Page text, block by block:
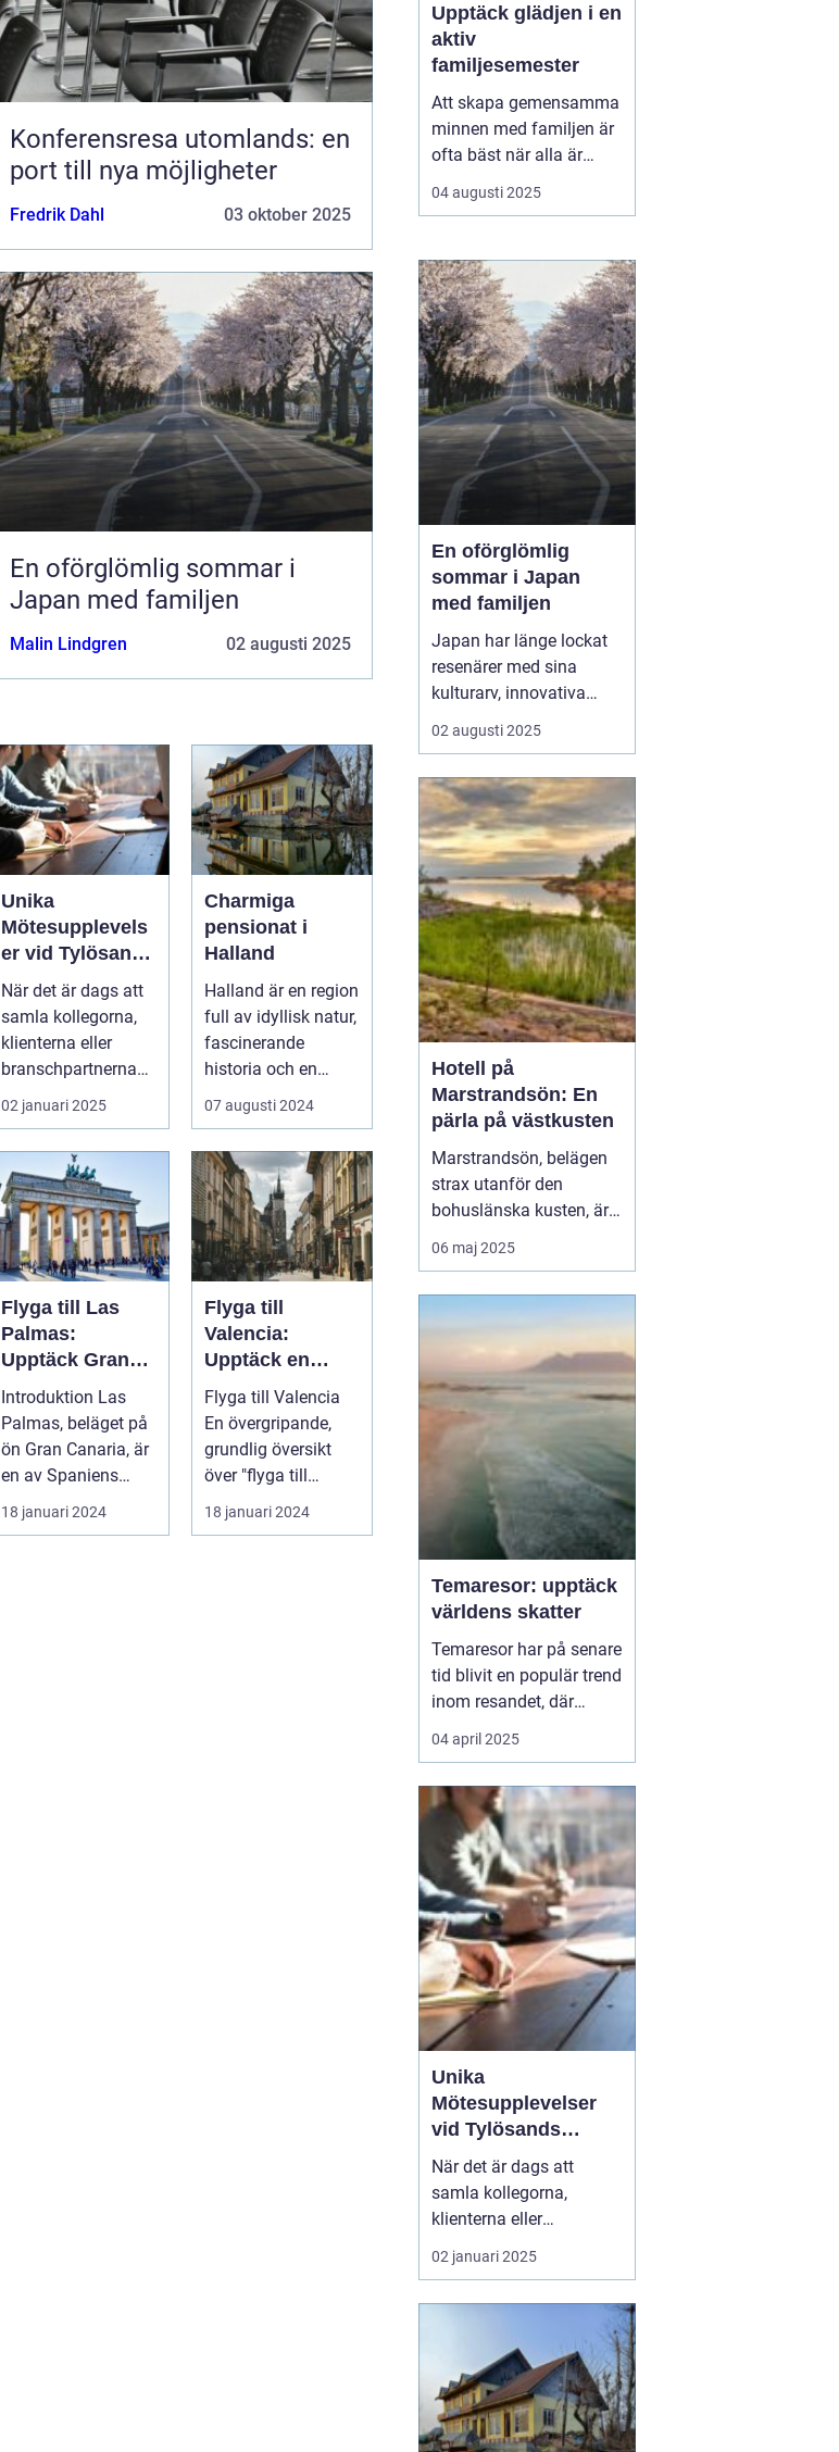
Konferensresa utomlands: en
port till nya möjligheter
Fredrik Dahl 03 oktober 2025
En oförglömlig sommar i
Japan med familjen
Malin Lindgren 02 augusti 2025
Unika
Mötesupplevels
er vid Tylösands
Stränder
När det är dags att
samla kollegorna,
klienterna eller
branschpartnerna
för en konfer...
02 januari 2025
Charmiga
pensionat i
Halland
Halland är en region
full av idyllisk natur,
fascinerande
historia och en
lockande kustlinje.
07 augusti 2024
Flyga till Las
Palmas:
Upptäck Gran
Canarias pärla
Introduktion Las
Palmas, beläget på
ön Gran Canaria, är
en av Spaniens
mest populära
semesterdestina...
18 januari 2024
Flyga till
Valencia:
Upptäck en
pärla i Spanien
Flyga till Valencia
En övergripande,
grundlig översikt
över "flyga till
18 januari 2024
Upptäck glädjen i en
aktiv
familjesemester
Att skapa gemensamma
minnen med familjen är
ofta bäst när alla är
engagerade i aktiviteter
som både utmanar och
familjesemester ger
mö...
04 augusti 2025
En oförglömlig
sommar i Japan
med familjen
Japan har länge lockat
resenärer med sina
kulturarv, innovativa
städer och slående
landskap. Att planera
kanvara en underbar ...
02 augusti 2025
Hotell på
Marstrandsön: En
pärla på västkusten
Marstrandsön, belägen
strax utanför den
bohuslänska kusten, är
känd som en av Sveriges
mest charmiga och
en rik historia och en
slående naturlig skönhet,
vilket gör den til...
06 maj 2025
Temaresor: upptäck
världens skatter
Temaresor har på senare
tid blivit en populär trend
inom resandet, där
resenärer får möjlighet
att fördjupa sig i
passioner medan de
utforskar nya
destinationer. Oavsett
om det handlar om...
04 april 2025
Unika
Mötesupplevelser
vid Tylösands
Stränder
När det är dags att
samla kollegorna,
klienterna eller
branschpartnerna för en
konferens är valet av
öka kreativiteten, stärka
relationer och bidra till
framgång...
02 januari 2025